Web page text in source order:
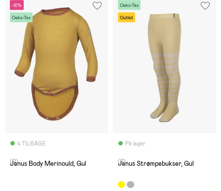
-10%
Oeko-Tex
4 TILBAGE
(0)
Janus Body Merinould, Gul
Oeko-Tex
Outlet
På lager
(2)
Janus Strømpebukser, Gul